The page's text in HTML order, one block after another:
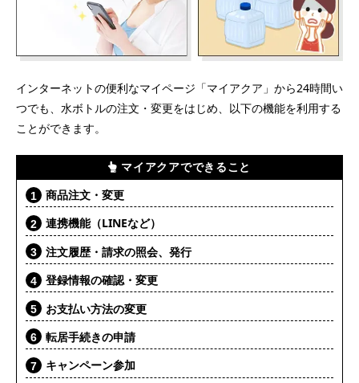
インターネットの便利なマイページ「マイアクア」から24時間い
つでも、水ボトルの注文・変更をはじめ、以下の機能を利用する
ことができます。
マイアクアでできること
商品注文・変更
連携機能（LINEなど）
注文履歴・請求の照会、発行
登録情報の確認・変更
お支払い方法の変更
転居手続きの申請
キャンペーン参加